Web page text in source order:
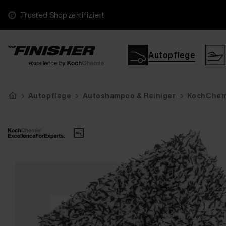
Trusted Shop zertifiziert
Autopflege
Autopflege Autoshampoo & Reiniger